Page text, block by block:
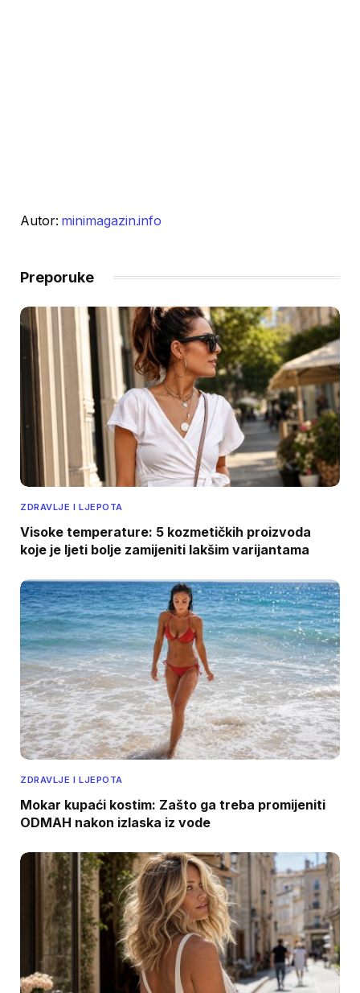
Autor: minimagazin.info
Preporuke
ZDRAVLJE I LJEPOTA
Visoke temperature: 5 kozmetičkih proizvoda
koje je ljeti bolje zamijeniti lakšim varijantama
ZDRAVLJE I LJEPOTA
Mokar kupaći kostim: Zašto ga treba promijeniti
ODMAH nakon izlaska iz vode